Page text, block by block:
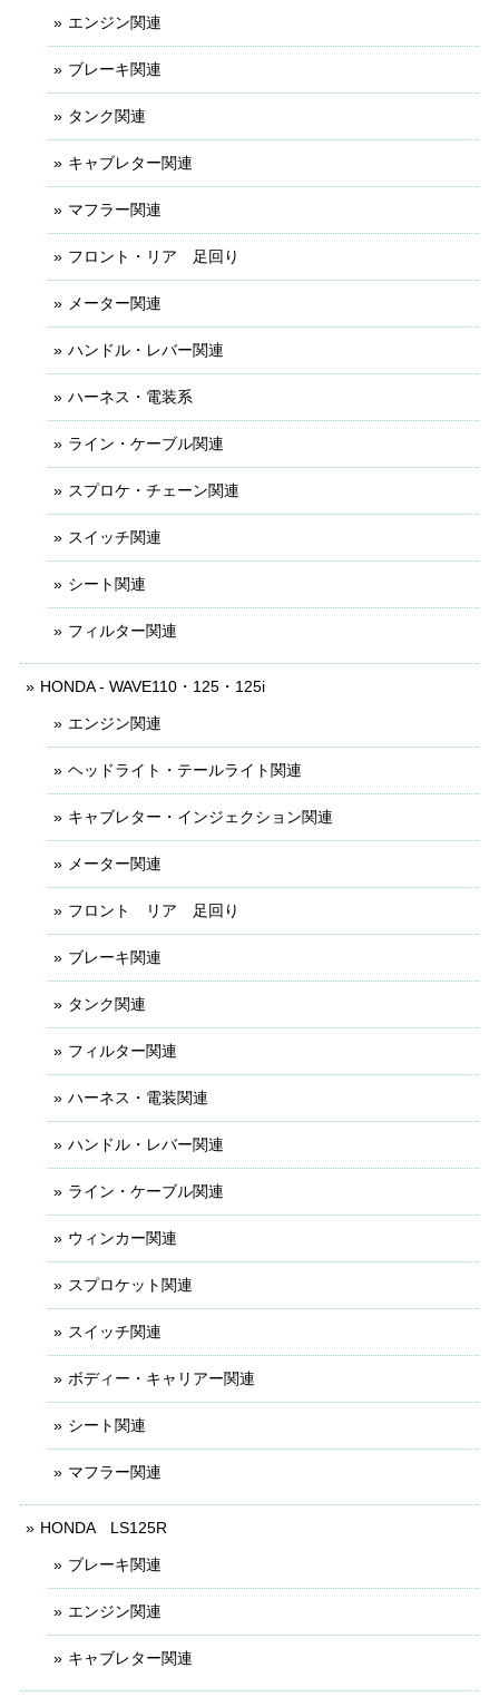
エンジン関連
ブレーキ関連
タンク関連
キャブレター関連
マフラー関連
フロント・リア 足回り
メーター関連
ハンドル・レバー関連
ハーネス・電装系
ライン・ケーブル関連
スプロケ・チェーン関連
スイッチ関連
シート関連
フィルター関連
HONDA - WAVE110・125・125i
エンジン関連
ヘッドライト・テールライト関連
キャブレター・インジェクション関連
メーター関連
フロント リア 足回り
ブレーキ関連
タンク関連
フィルター関連
ハーネス・電装関連
ハンドル・レバー関連
ライン・ケーブル関連
ウィンカー関連
スプロケット関連
スイッチ関連
ボディー・キャリアー関連
シート関連
マフラー関連
HONDA LS125R
ブレーキ関連
エンジン関連
キャブレター関連